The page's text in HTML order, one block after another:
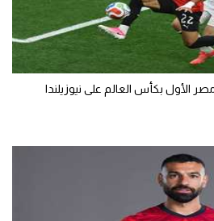
الأول بكأس العالم على نيوزيلندا